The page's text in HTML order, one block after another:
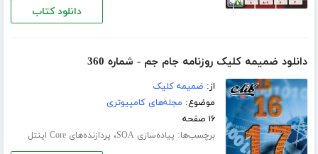
دانلود کتاب
دانلود ضمیمه کلیک روزنامه جام جم - شماره 360
از: ضمیمه کلیک
موضوع: مجله‌های کامپیوتری
۱۶ صفحه
برچسب‌ها: پیاده‌سازی SOA ، پردازنده‌های Core اینتل